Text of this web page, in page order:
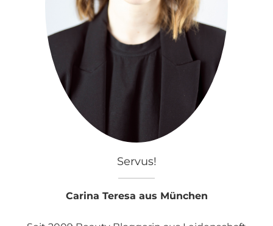
Servus!
Carina Teresa aus München